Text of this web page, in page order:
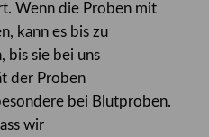
Wenn die Proben mit
kann es bis zu
bis sie bei uns
der Proben
bei Blutproben.
wir